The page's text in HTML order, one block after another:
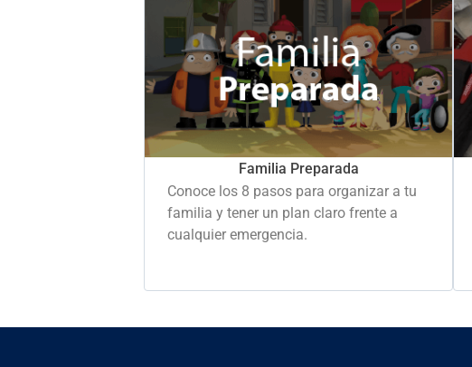
Familia Preparada
Conoce los 8 pasos para organizar a tu
familia y tener un plan claro frente a
cualquier emergencia.